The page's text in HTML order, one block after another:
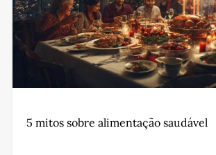
5 mitos sobre alimentação saudável